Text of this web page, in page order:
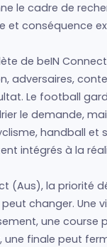
le cadre de
et conséquence
de beIN
adversaires,
Le football
le demande,
handball et
intégrés à la
(Aus), la priorité
changer. Une
une course
finale peut